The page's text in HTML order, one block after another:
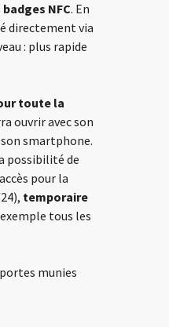
NFC. En
directement via
: plus rapide
toute la
ouvrir avec son
smartphone.
possibilité de
pour la
temporaire
tous les
munies